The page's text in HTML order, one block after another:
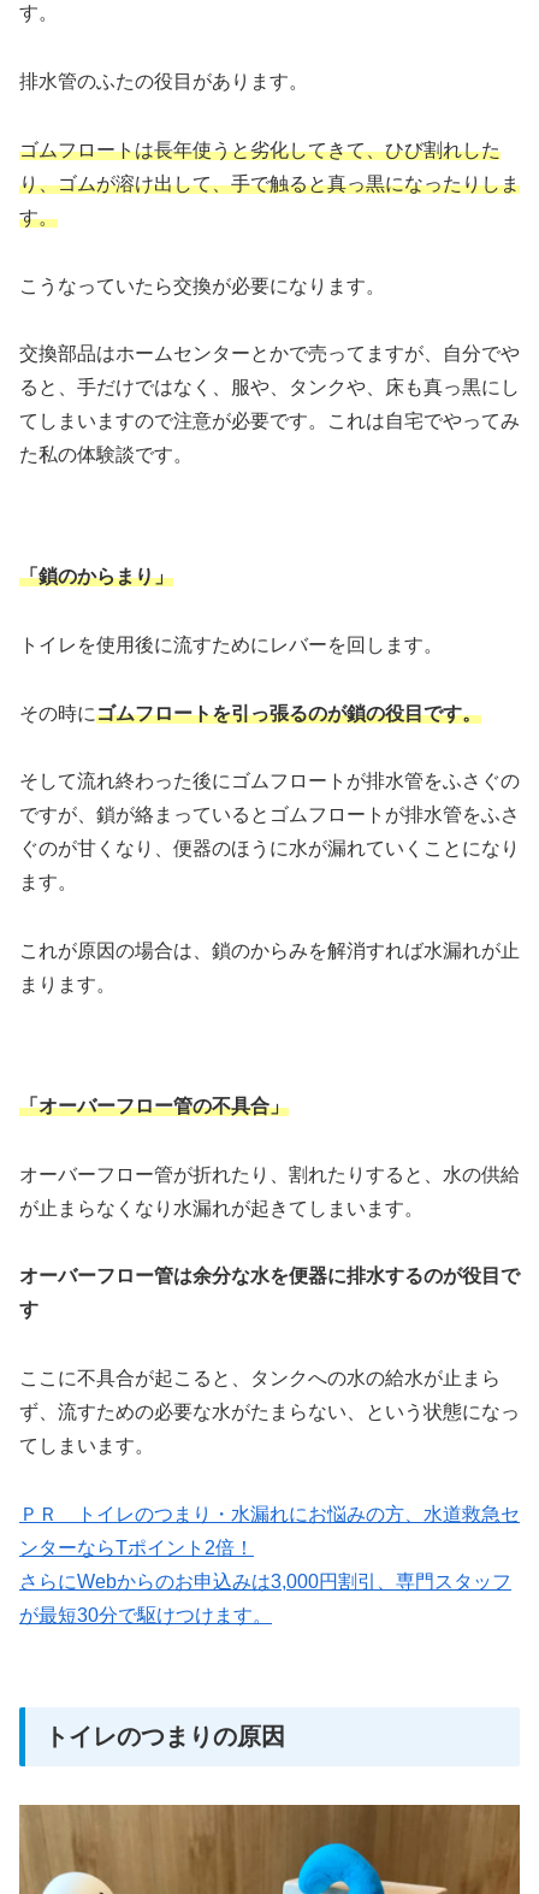
す。
排水管のふたの役目があります。
ゴムフロートは長年使うと劣化してきて、ひび割れした
り、ゴムが溶け出して、手で触ると真っ黒になったりしま
す。
こうなっていたら交換が必要になります。
交換部品はホームセンターとかで売ってますが、自分でや
ると、手だけではなく、服や、タンクや、床も真っ黒にし
てしまいますので注意が必要です。これは自宅でやってみ
た私の体験談です。
「鎖のからまり」
トイレを使用後に流すためにレバーを回します。
その時にゴムフロートを引っ張るのが鎖の役目です。
そして流れ終わった後にゴムフロートが排水管をふさぐの
ですが、鎖が絡まっているとゴムフロートが排水管をふさ
ぐのが甘くなり、便器のほうに水が漏れていくことになり
ます。
これが原因の場合は、鎖のからみを解消すれば水漏れが止
まります。
「オーバーフロー管の不具合」
オーバーフロー管が折れたり、割れたりすると、水の供給
が止まらなくなり水漏れが起きてしまいます。
オーバーフロー管は余分な水を便器に排水するのが役目で
す
ここに不具合が起こると、タンクへの水の給水が止まら
ず、流すための必要な水がたまらない、という状態になっ
てしまいます。
ＰＲ トイレのつまり・水漏れにお悩みの方、水道救急セ
ンターならTポイント2倍！
さらにWebからのお申込みは3,000円割引、専門スタッフ
が最短30分で駆けつけます。
トイレのつまりの原因